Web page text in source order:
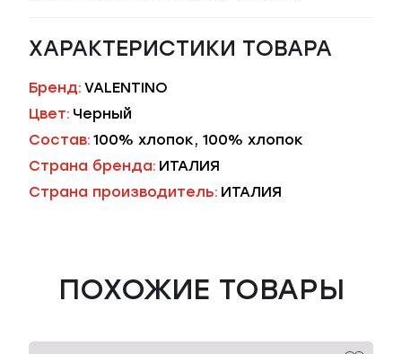
ХАРАКТЕРИСТИКИ ТОВАРА
Бренд: VALENTINO
Цвет: Черный
Состав: 100% хлопок, 100% хлопок
Страна бренда: ИТАЛИЯ
Страна производитель: ИТАЛИЯ
ПОХОЖИЕ ТОВАРЫ